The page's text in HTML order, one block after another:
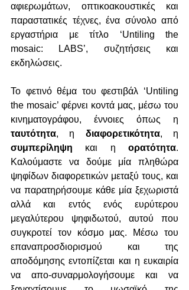
αφιερωμάτων, οπτικοακουστικές και
παραστατικές τέχνες, ένα σύνολο από
εργαστήρια με τίτλο ‘Untiling the
mosaic: LABS’, συζητήσεις και
εκδηλώσεις.
Το φετινό θέμα του φεστιβάλ ‘Untiling
the mosaic’ φέρνει κοντά μας, μέσω του
ταυτότητα, η διαφορετικότητα
συμπερίληψη και η ορατότητα.
Καλούμαστε να δούμε μία πληθώρα
ψηφίδων διαφορετικών μεταξύ τους, και
να παρατηρήσουμε κάθε μία ξεχωριστά
αλλά και εντός ενός ευρύτερου
μεγαλύτερου ψηφιδωτού, αυτού που
συγκροτεί τον κόσμο μας. Μέσω του
επαναπροσδιορισμού και της
αποδόμησης εντοπίζεται και η ευκαιρία
να απο-συναρμολογήσουμε και να